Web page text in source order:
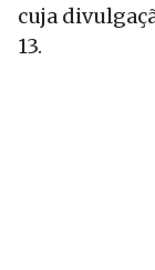
cuja
13.